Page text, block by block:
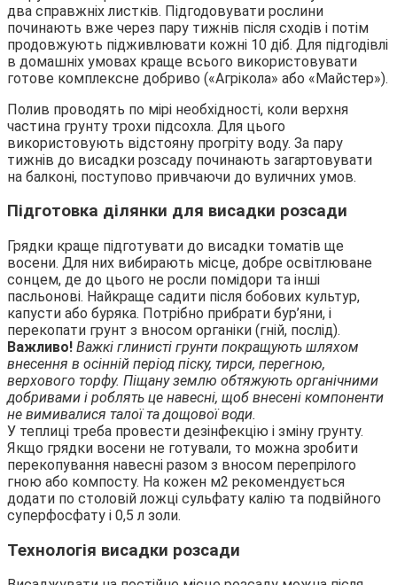
два справжніх листків. Підгодовувати рослини
починають вже через пару тижнів після сходів і потім
продовжують підживлювати кожні 10 діб. Для підгодівлі
в домашніх умовах краще всього використовувати
готове комплексне добриво («Агрікола» або «Майстер»).
Полив проводять по мірі необхідності, коли верхня
частина грунту трохи підсохла. Для цього
використовують відстояну прогріту воду. За пару
тижнів до висадки розсаду починають загартовувати
на балконі, поступово привчаючи до вуличних умов.
Підготовка ділянки для висадки розсади
Грядки краще підготувати до висадки томатів ще
восени. Для них вибирають місце, добре освітлюване
сонцем, де до цього не росли помідори та інші
пасльонові. Найкраще садити після бобових культур,
капусти або буряка. Потрібно прибрати бур’яни, і
перекопати грунт з вносом органіки (гній, послід).
Важливо! Важкі глинисті грунти покращують шляхом
внесення в осінній період піску, тирси, перегною,
верхового торфу. Піщану землю обтяжують органічними
добривами і роблять це навесні, щоб внесені компоненти
не вимивалися талої та дощової води.
У теплиці треба провести дезінфекцію і зміну грунту.
Якщо грядки восени не готували, то можна зробити
перекопування навесні разом з вносом перепрілого
гною або компосту. На кожен м2 рекомендується
додати по столовій ложці сульфату калію та подвійного
суперфосфату і 0,5 л золи.
Технологія висадки розсади